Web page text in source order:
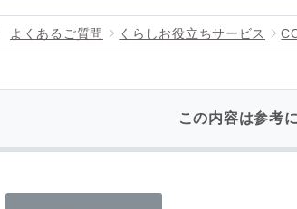
よくあるご質問 くらしお役立ちサービス
この内容は参考